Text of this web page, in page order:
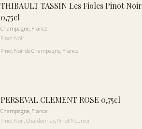
THIBAULT TASSIN Les Fioles Pinot Noir
0,75cl
Champagne,France
Pinot Noir
Pinot Noir de Champagne, France.
PERSEVAL CLEMENT ROSE 0,75cl
Champagne,France
Pinot Noir, Chardonnay, Pinot Meunier